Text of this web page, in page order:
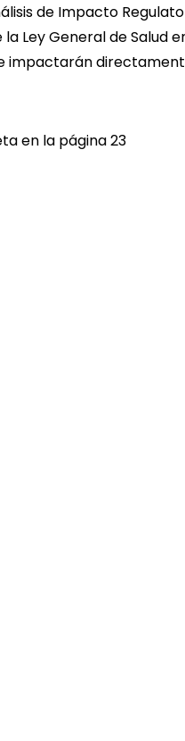
de Impacto
Ley General de Salud
impactarán
en la página 23